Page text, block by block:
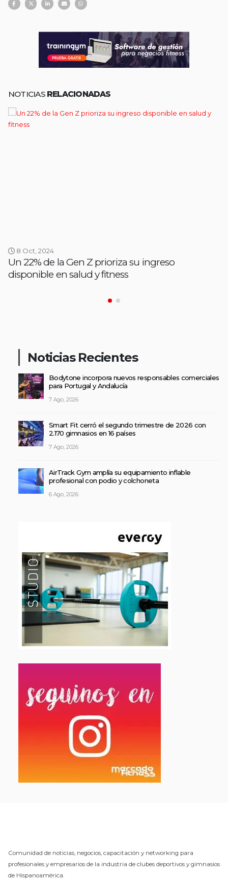
NOTICIAS RELACIONADAS
8 Oct, 2024
Un 22% de la Gen Z prioriza su ingreso
disponible en salud y fitness
Noticias Recientes
Bodytone incorpora nuevos responsables comerciales
para Portugal y Andalucía
7 Ago, 2026
Smart Fit cerró el segundo trimestre de 2026 con
2.170 gimnasios en 16 países
7 Ago, 2026
AirTrack Gym amplía su equipamiento inflable
profesional con podio y colchoneta
6 Ago, 2026
Comunidad de noticias, negocios, capacitación y networking para
profesionales y empresarios de la industria de clubes deportivos y gimnasios
de Hispanoamérica.